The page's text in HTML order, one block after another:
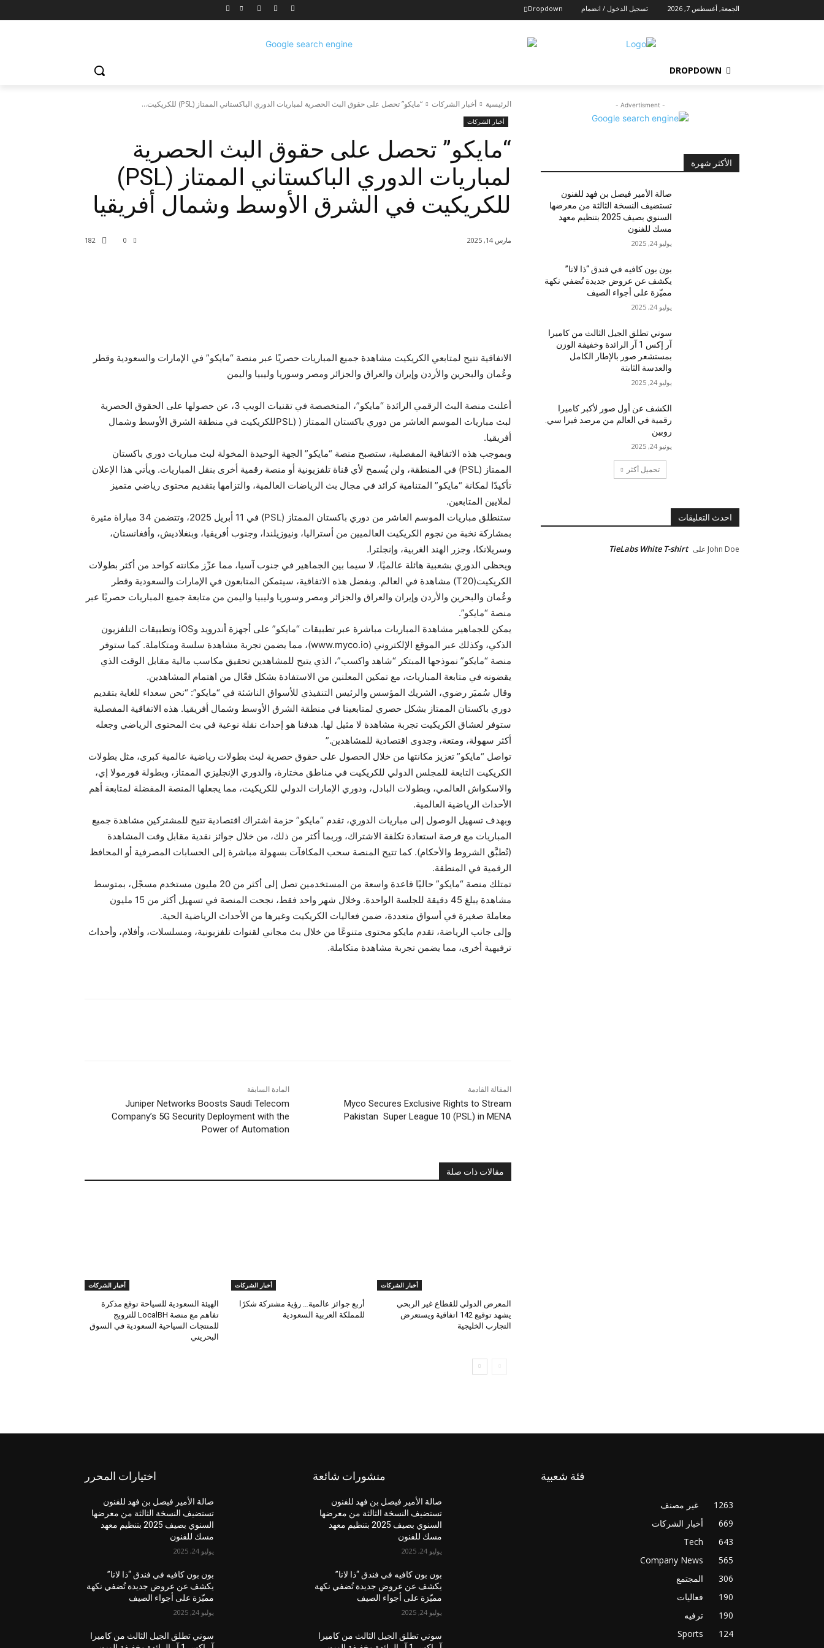
الجمعة, أغسطس 7, 2026 تسجيل الدخول / انضمام Dropdown
DROPDOWN
الرئيسية أخبار الشركات “مايكو” تحصل على حقوق البث الحصرية لمباريات الدوري الباكستاني الممتاز (PSL) للكريكيت...
أخبار الشركات
“مايكو” تحصل على حقوق البث الحصرية
لمباريات الدوري الباكستاني الممتاز (PSL)
للكريكيت في الشرق الأوسط وشمال أفريقيا
0
182 مارس 14, 2025
الاتفاقية تتيح لمتابعي الكريكيت مشاهدة جميع المباريات حصريًا عبر منصة “مايكو” في الإمارات والسعودية وقطر
وعُمان والبحرين والأردن وإيران والعراق والجزائر ومصر وسوريا وليبيا واليمن
أعلنت منصة البث الرقمي الرائدة “مايكو”، المتخصصة في تقنيات الويب 3، عن حصولها على الحقوق الحصرية
لبث مباريات الموسم العاشر من دوري باكستان الممتاز ( (PSLللكريكيت في منطقة الشرق الأوسط وشمال
أفريقيا.
وبموجب هذه الاتفاقية المفصلية، ستصبح منصة “مايكو” الجهة الوحيدة المخولة لبث مباريات دوري باكستان
الممتاز (PSL) في المنطقة، ولن يُسمح لأي قناة تلفزيونية أو منصة رقمية أخرى بنقل المباريات. ويأتي هذا الإعلان
تأكيدًا لمكانة “مايكو” المتنامية كرائد في مجال بث الرياضات العالمية، والتزامها بتقديم محتوى رياضي متميز
لملايين المتابعين.
ستنطلق مباريات الموسم العاشر من دوري باكستان الممتاز (PSL) في 11 أبريل 2025، وتتضمن 34 مباراة مثيرة
بمشاركة نخبة من نجوم الكريكيت العالميين من أستراليا، ونيوزيلندا، وجنوب أفريقيا، وبنغلاديش، وأفغانستان،
وسريلانكا، وجزر الهند الغربية، وإنجلترا.
ويحظى الدوري بشعبية هائلة عالميًا، لا سيما بين الجماهير في جنوب آسيا، مما عزّز مكانته كواحد من أكثر بطولات
الكريكيت(T20) مشاهدة في العالم. وبفضل هذه الاتفاقية، سيتمكن المتابعون في الإمارات والسعودية وقطر
وعُمان والبحرين والأردن وإيران والعراق والجزائر ومصر وسوريا وليبيا واليمن من متابعة جميع المباريات حصريًا عبر
منصة “مايكو”.
يمكن للجماهير مشاهدة المباريات مباشرة عبر تطبيقات “مايكو” على أجهزة أندرويد وiOS وتطبيقات التلفزيون
الذكي، وكذلك عبر الموقع الإلكتروني (www.myco.io)، مما يضمن تجربة مشاهدة سلسة ومتكاملة. كما ستوفر
منصة “مايكو” نموذجها المبتكر “شاهد واكسب”، الذي يتيح للمشاهدين تحقيق مكاسب مالية مقابل الوقت الذي
يقضونه في متابعة المباريات، مع تمكين المعلنين من الاستفادة بشكل فعّال من اهتمام المشاهدين.
وقال سُميَر رضوي، الشريك المؤسس والرئيس التنفيذي للأسواق الناشئة في “مايكو”: “نحن سعداء للغاية بتقديم
دوري باكستان الممتاز بشكل حصري لمتابعينا في منطقة الشرق الأوسط وشمال أفريقيا. هذه الاتفاقية المفصلية
ستوفر لعشاق الكريكيت تجربة مشاهدة لا مثيل لها. هدفنا هو إحداث نقلة نوعية في بث المحتوى الرياضي وجعله
أكثر سهولة، ومتعة، وجدوى اقتصادية للمشاهدين.”
تواصل “مايكو” تعزيز مكانتها من خلال الحصول على حقوق حصرية لبث بطولات رياضية عالمية كبرى، مثل بطولات
الكريكيت التابعة للمجلس الدولي للكريكيت في مناطق مختارة، والدوري الإنجليزي الممتاز، وبطولة فورمولا إي،
والاسكواش العالمي، وبطولات البادل، ودوري الإمارات الدولي للكريكيت، مما يجعلها المنصة المفضلة لمتابعة أهم
الأحداث الرياضية العالمية.
وبهدف تسهيل الوصول إلى مباريات الدوري، تقدم “مايكو” حزمة اشتراك اقتصادية تتيح للمشتركين مشاهدة جميع
المباريات مع فرصة استعادة تكلفة الاشتراك، وربما أكثر من ذلك، من خلال جوائز نقدية مقابل وقت المشاهدة
(تُطبَّق الشروط والأحكام). كما تتيح المنصة سحب المكافآت بسهولة مباشرة إلى الحسابات المصرفية أو المحافظ
الرقمية في المنطقة.
تمتلك منصة “مايكو” حاليًا قاعدة واسعة من المستخدمين تصل إلى أكثر من 20 مليون مستخدم مسجّل، بمتوسط
مشاهدة يبلغ 45 دقيقة للجلسة الواحدة. وخلال شهر واحد فقط، نجحت المنصة في تسهيل أكثر من 15 مليون
معاملة صغيرة في أسواق متعددة، ضمن فعاليات الكريكيت وغيرها من الأحداث الرياضية الحية.
وإلى جانب الرياضة، تقدم مايكو محتوى متنوعًا من خلال بث مجاني لقنوات تلفزيونية، ومسلسلات، وأفلام، وأحداث
ترفيهية أخرى، مما يضمن تجربة مشاهدة متكاملة.
المادة السابقة
Juniper Networks Boosts Saudi Telecom
Company’s 5G Security Deployment with the
Power of Automation
المقالة القادمة
Myco Secures Exclusive Rights to Stream
Pakistan Super League 10 (PSL) in MENA
مقالات ذات صلة
أخبار الشركات
المعرض الدولي للقطاع غير الربحي
يشهد توقيع 142 اتفاقية ويستعرض
التجارب الخليجية
أخبار الشركات
أربع جوائز عالمية… رؤية مشتركة شكرًا
للمملكة العربية السعودية
أخبار الشركات
الهيئة السعودية للسياحة توقع مذكرة
تفاهم مع منصة LocalBH للترويج
للمنتجات السياحية السعودية في السوق
البحريني
- Advertisment -
الأكثر شهرة
صالة الأمير فيصل بن فهد للفنون
تستضيف النسخة الثالثة من معرضها
السنوي بصيف 2025 بتنظيم معهد
مسك للفنون
يوليو 24, 2025
بون بون كافيه في فندق “ذا لانا”
يكشف عن عروض جديدة تُضفي نكهة
مميّزة على أجواء الصيف
يوليو 24, 2025
سوني تطلق الجيل الثالث من كاميرا
آر إكس 1 آر الرائدة وخفيفة الوزن
بمستشعر صور بالإطار الكامل
والعدسة الثابتة
يوليو 24, 2025
الكشف عن أول صور لأكبر كاميرا
رقمية في العالم من مرصد فيرا سي.
روبين
يونيو 24, 2025
تحميل أكثر
احدث التعليقات
John Doe على TieLabs White T-shirt
اختيارات المحرر
صالة الأمير فيصل بن فهد للفنون
تستضيف النسخة الثالثة من معرضها
السنوي بصيف 2025 بتنظيم معهد
مسك للفنون
يوليو 24, 2025
بون بون كافيه في فندق “ذا لانا”
يكشف عن عروض جديدة تُضفي نكهة
مميّزة على أجواء الصيف
يوليو 24, 2025
سوني تطلق الجيل الثالث من كاميرا
منشورات شائعة
صالة الأمير فيصل بن فهد للفنون
تستضيف النسخة الثالثة من معرضها
السنوي بصيف 2025 بتنظيم معهد
مسك للفنون
يوليو 24, 2025
بون بون كافيه في فندق “ذا لانا”
يكشف عن عروض جديدة تُضفي نكهة
مميّزة على أجواء الصيف
يوليو 24, 2025
سوني تطلق الجيل الثالث من كاميرا
فئة شعبية
غير مصنف
1263
أخبار الشركات
669
Tech
643
Company News
565
المجتمع
306
فعاليات
190
ترفيه
190
Sports
124